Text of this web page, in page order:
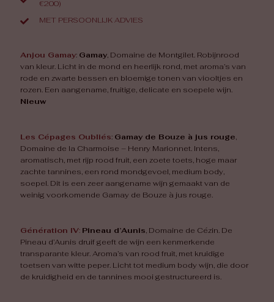
€200)
MET PERSOONLIJK ADVIES
Anjou Gamay: Gamay, Domaine de Montgilet. Robijnrood
van kleur. Licht in de mond en heerlijk rond, met aroma’s van
rode en zwarte bessen en bloemige tonen van viooltjes en
rozen. Een aangename, fruitige, delicate en soepele wijn.
Nieuw
Les Cépages Oubliés: Gamay de Bouze à jus rouge,
Domaine de la Charmoise – Henry Marionnet. Intens,
aromatisch, met rijp rood fruit, een zoete toets, hoge maar
zachte tannines, een rond mondgevoel, medium body,
soepel. Dit is een zeer aangename wijn gemaakt van de
weinig voorkomende Gamay de Bouze à jus rouge.
Génération IV: Pineau d’Aunis, Domaine de Cézin. De
Pineau d’Aunis druif geeft de wijn een kenmerkende
transparante kleur. Aroma’s van rood fruit, met kruidige
toetsen van witte peper. Licht tot medium body wijn, die door
de kruidigheid en de tannines mooi gestructureerd is.